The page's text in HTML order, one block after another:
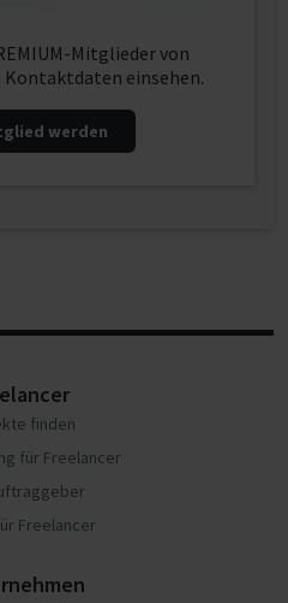
Mitglieder von
Kontaktdaten einsehen.
werden
finden
für Freelancer
Freelancer